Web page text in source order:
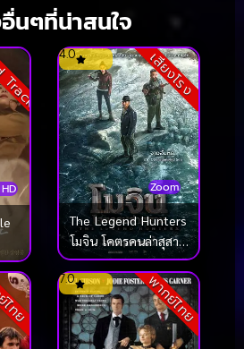
นๆที่น่าสนใจ
เสียงโรง
Zoom
4.0
The Legend Hunters
โมจิน โคตรคนล่าสุสาน
(2025)
ทย พากย์ไทย
7.0